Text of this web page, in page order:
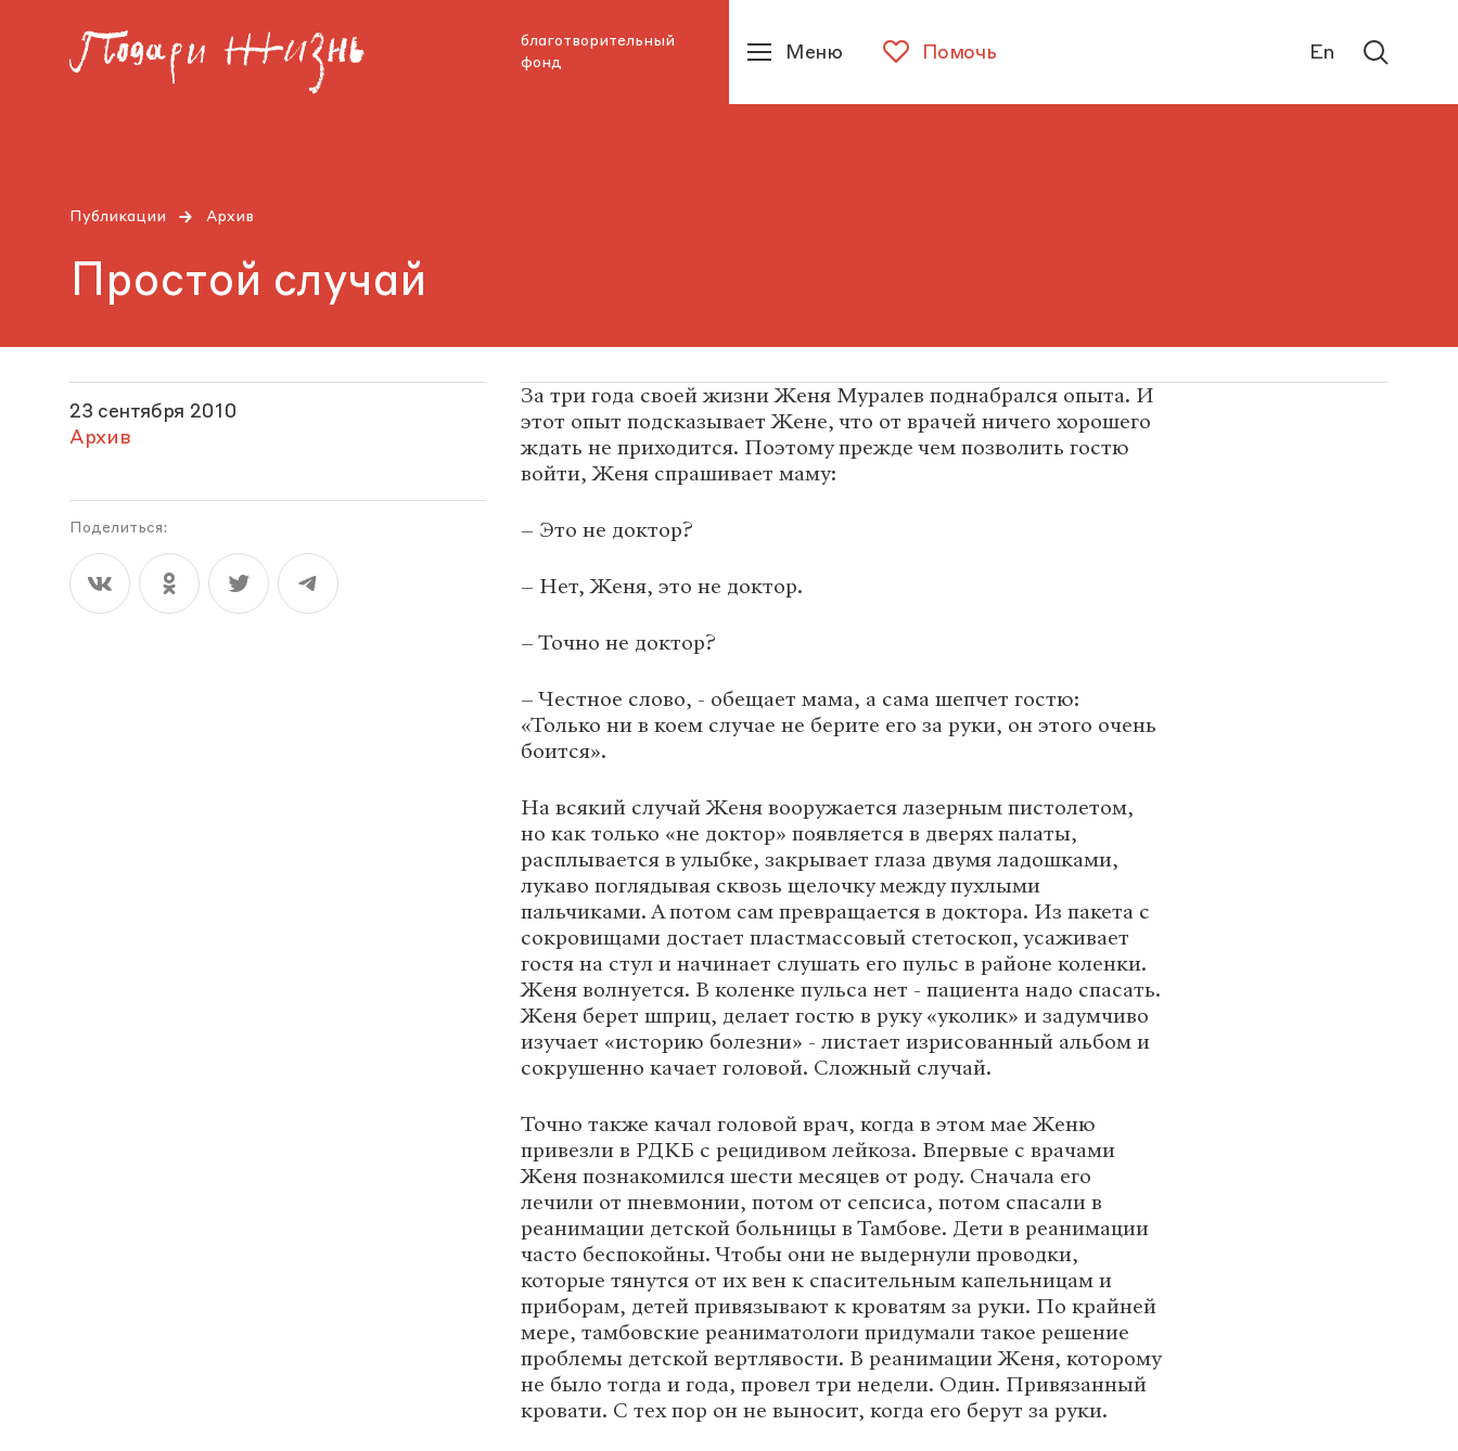
благотворительный
фонд
Помочь
Меню En
Публикации Архив
Простой случай
23 сентября 2010
Архив
Поделиться:
За три года своей жизни Женя Муралев поднабрался опыта. И
этот опыт подсказывает Жене, что от врачей ничего хорошего
ждать не приходится. Поэтому прежде чем позволить гостю
войти, Женя спрашивает маму:
– Это не доктор?
– Нет, Женя, это не доктор.
– Точно не доктор?
– Честное слово, - обещает мама, а сама шепчет гостю:
«Только ни в коем случае не берите его за руки, он этого очень
боится».
На всякий случай Женя вооружается лазерным пистолетом,
но как только «не доктор» появляется в дверях палаты,
расплывается в улыбке, закрывает глаза двумя ладошками,
лукаво поглядывая сквозь щелочку между пухлыми
пальчиками. А потом сам превращается в доктора. Из пакета с
сокровищами достает пластмассовый стетоскоп, усаживает
гостя на стул и начинает слушать его пульс в районе коленки.
Женя волнуется. В коленке пульса нет - пациента надо спасать.
Женя берет шприц, делает гостю в руку «уколик» и задумчиво
изучает «историю болезни» - листает изрисованный альбом и
сокрушенно качает головой. Сложный случай.
Точно также качал головой врач, когда в этом мае Женю
привезли в РДКБ с рецидивом лейкоза. Впервые с врачами
Женя познакомился шести месяцев от роду. Сначала его
лечили от пневмонии, потом от сепсиса, потом спасали в
реанимации детской больницы в Тамбове. Дети в реанимации
часто беспокойны. Чтобы они не выдернули проводки,
которые тянутся от их вен к спасительным капельницам и
приборам, детей привязывают к кроватям за руки. По крайней
мере, тамбовские реаниматологи придумали такое решение
проблемы детской вертлявости. В реанимации Женя, которому
не было тогда и года, провел три недели. Один. Привязанный
кровати. С тех пор он не выносит, когда его берут за руки.